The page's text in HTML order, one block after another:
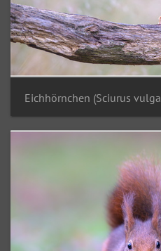
Eichhörnchen (Sciurus